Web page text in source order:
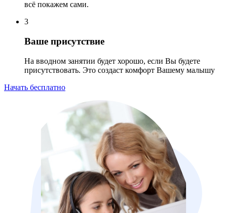
всё покажем сами.
3
Ваше присутствие
На вводном занятии будет хорошо, если Вы будете
присутствовать. Это создаст комфорт Вашему малышу
Начать бесплатно